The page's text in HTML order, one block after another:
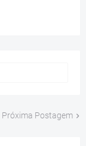
Próxima Postagem